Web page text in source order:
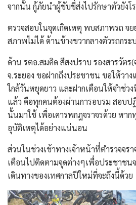
จากนั้น กู้ภัยนำผู้ขับขี่ส่งไปรักษาตัวยังโ
ตรวจสอบในจุดเกิดเหตุ พบสภาพรถ จ
สภาพไม่ได้ ด้านข้างขวากลางตัวรถกร
ด้าน รตอ.สมคิด สีสงปราบ รองสารวัตร(
จ.ระยอง ขอฝากถึงประชาชน ขอให้วา
ใกล้วันหยุดยาว และฝากเตือนให้จำช่ว
แล้ว คือทุกคนต้องผ่านการอบรม สอบ
นั้นมาใช้ เพื่อเคารพกฎจราจรด้วย หา
อุบัติเหตุได้อย่างแน่นอน
ส่วนในช่วงเช้าทางเจ้าหน้าที่ตำรวจจร
เตือนไปติดตามจุดต่างๆเพื่อประชาชนจ
เดินทางของเทศกาลปีใหม่ที่จะถึงนี้ด้วย